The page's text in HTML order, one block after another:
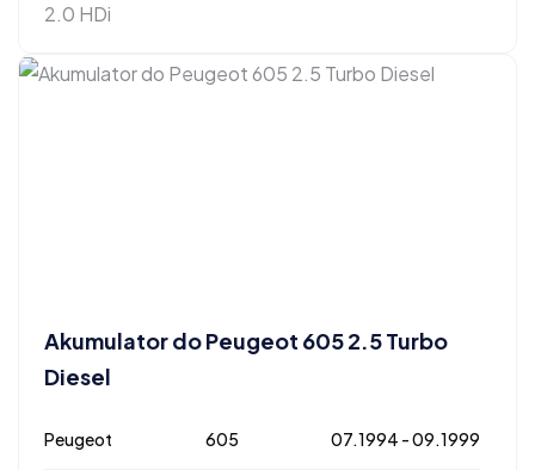
2.0 HDi
Akumulator do Peugeot 605 2.5 Turbo
Diesel
Peugeot 605 07.1994 - 09.1999